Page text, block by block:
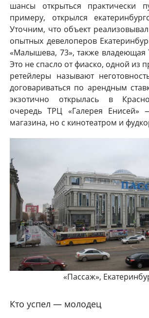
шансы открыться практически
примеру, открылся
Уточним, что объект
опытных девелоперов
«Малышева, 73», также владеющая
Это не спасло от фиаско, одной из
ретейлеры называют
договариваться по арендным
экзотично открылась в
очередь ТРЦ «Галерея Енисей»
магазина, но с кинотеатром и
«Пассаж»,
Кто успел — молодец